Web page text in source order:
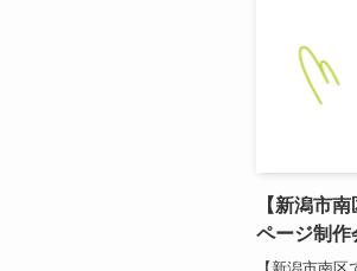
【新潟市
ページ制作